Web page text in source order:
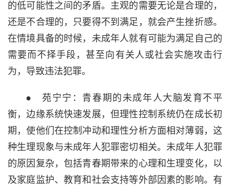
的低可能性之间的矛盾。主观的需要无论是合理的，
还是不合理的，只要得不到满足，就会产生挫折感。
在情境具备的时候，未成年人就有可能为满足自己的
需要而不择手段，甚至向有关人或社会实施攻击行
为，导致违法犯罪。
● 苑宁宁：青春期的未成年人大脑发育不平
衡，边缘系统快速发展，但理性控制系统仍在成长初
期，使他们在控制冲动和理性分析方面相对薄弱，这
种生理现象与未成年人犯罪密切相关。未成年人犯罪
的原因复杂，包括青春期带来的心理和生理变化，以
及家庭监护、教育和社会支持等外部因素的影响。有